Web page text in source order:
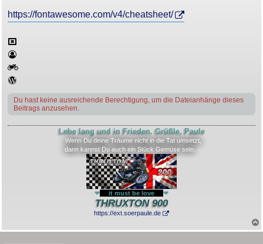
https://fontawesome.com/v4/cheatsheet/
Du hast keine ausreichende Berechtigung, um die Dateianhänge dieses
Beitrags anzusehen.
Lebe lang und in Frieden. Grüßle, Paule
Wenn Du deine Träume nicht in die Tat umsetzt,
dann kannst Du auch ein Stück Gemüse sein.
❤ it must be love ❤
THRUXTON 900
https://ext.soerpaule.de